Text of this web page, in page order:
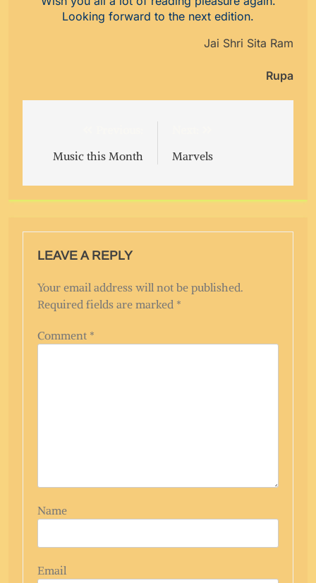
Looking forward to the next edition.
Jai Shri Sita Ram
Rupa
navigation
Music this Month
Marvels
LEAVE A REPLY
Your email address will not be published.
Required fields are marked *
Comment *
Name
Email